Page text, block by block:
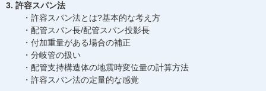
3. 許容スパン法
・許容スパン法とは?基本的な考え方
・配管スパン長/配管スパン投影長
・付加重量がある場合の補正
・分岐管の扱い
・配管支持構造体の地震時変位量の計算方法
・許容スパン法の定量的な感覚